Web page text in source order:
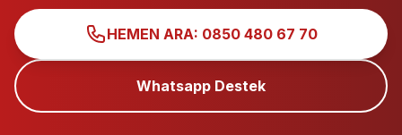
HEMEN ARA: 0850 480 67 70
Whatsapp Destek